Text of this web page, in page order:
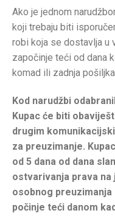
Ako je jednom
koji trebaju biti
robi koja se dostavlja u
započinje teći od dana
komad ili zadnja
Kod narudžbi
Kupac će biti
drugim
za preuzimanje.
od 5 dana od dana
ostvarivanja prava
osobnog
počinje teći danom